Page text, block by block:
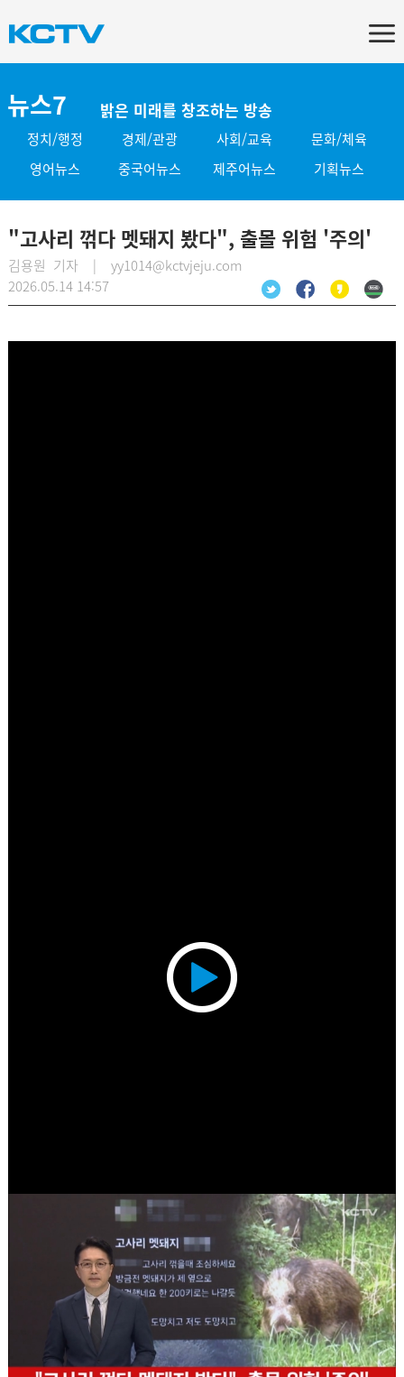
뉴스7 밝은 미래를 창조하는 방송
정치/행정 경제/관광 사회/교육
문화/체육
영어뉴스
중국어뉴스 제주어뉴스 기획뉴스
"고사리 꺾다 멧돼지 봤다", 출몰 위험 '주의'
김용원 기자 | yy1014@kctvjeju.com
2026.05.14 14:57
Play